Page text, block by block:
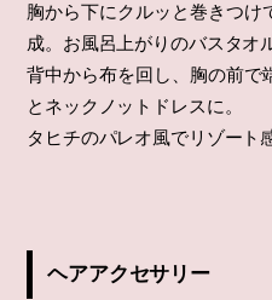
胸から下にクルッと巻きつけ
成。お風呂上がりのバスタオ
背中から布を回し、胸の前で
とネックノットドレスに。
タヒチのパレオ風でリゾート
ヘアアクセサリー